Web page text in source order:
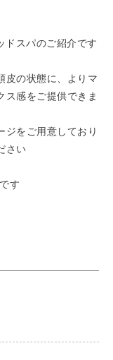
ドスパのご紹介です
皮の状態に、よりマ
ス感をご提供できま
ジをご用意しており
さい
す